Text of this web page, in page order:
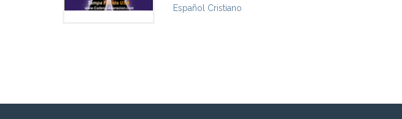
Español Cristiano